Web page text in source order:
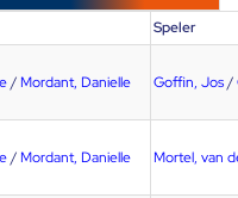
Speler
/ Mordant, Danielle Goffin, Jos/
/ Mordant, Danielle Mortel, van